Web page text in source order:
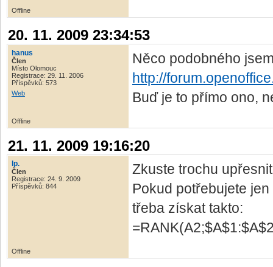
Offline
20. 11. 2009 23:34:53
hanus
Člen
Místo Olomouc
Registrace: 29. 11. 2006
Příspěvků: 573
Web
Něco podobného
http://
Buď je to přímo ono,
Offline
21. 11. 2009 19:16:20
lp.
Člen
Registrace: 24. 9. 2009
Příspěvků: 844
Zkuste trochu
Pokud potřebujete
třeba získat takto:
Offline